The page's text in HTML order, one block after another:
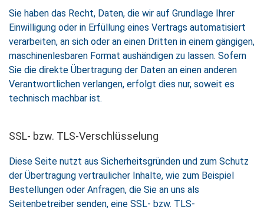
Sie haben das Recht, Daten, die wir auf Grundlage Ihrer
Einwilligung oder in Erfüllung eines Vertrags automatisiert
verarbeiten, an sich oder an einen Dritten in einem gängigen,
maschinenlesbaren Format aushändigen zu lassen. Sofern
Sie die direkte Übertragung der Daten an einen anderen
Verantwortlichen verlangen, erfolgt dies nur, soweit es
technisch machbar ist.
SSL- bzw. TLS-Verschlüsselung
Diese Seite nutzt aus Sicherheitsgründen und zum Schutz
der Übertragung vertraulicher Inhalte, wie zum Beispiel
Bestellungen oder Anfragen, die Sie an uns als
Seitenbetreiber senden, eine SSL- bzw. TLS-